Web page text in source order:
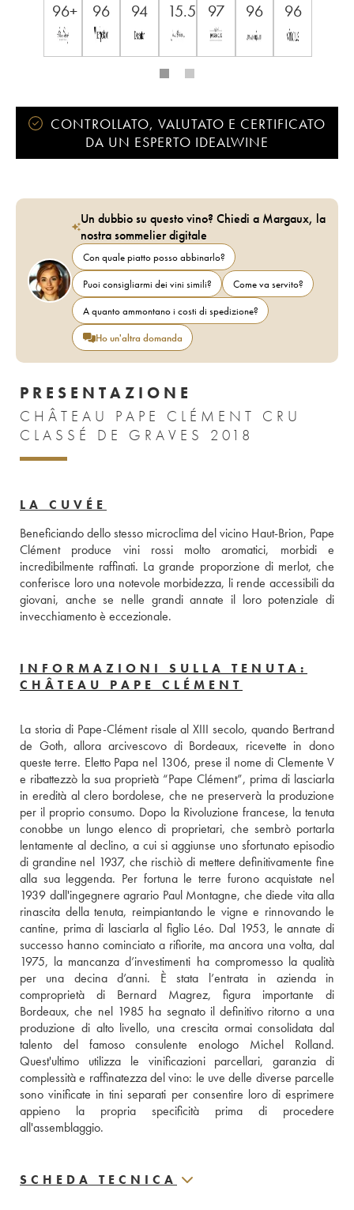
96+ 96 94 15.5 97 96 96
CONTROLLATO, VALUTATO E CERTIFICATO
DA UN ESPERTO IDEALWINE
Un dubbio su questo vino? Chiedi a Margaux, la
nostra sommelier digitale
Con quale piatto posso abbinarlo?
Puoi consigliarmi dei vini simili?
Come va servito?
A quanto ammontano i costi di spedizione?
Ho un'altra domanda
PRESENTAZIONE
CHÂTEAU PAPE CLÉMENT CRU
CLASSÉ DE GRAVES 2018
LA CUVÉE
Beneficiando dello stesso microclima del vicino Haut-Brion, Pape
Clément produce vini rossi molto aromatici, morbidi e
incredibilmente raffinati. La grande proporzione di merlot, che
conferisce loro una notevole morbidezza, li rende accessibili da
giovani, anche se nelle grandi annate il loro potenziale di
invecchiamento è eccezionale.
INFORMAZIONI SULLA TENUTA:
CHÂTEAU PAPE CLÉMENT
La storia di Pape-Clément risale al XIII secolo, quando Bertrand
de Goth, allora arcivescovo di Bordeaux, ricevette in dono
queste terre. Eletto Papa nel 1306, prese il nome di Clemente V
e ribattezzò la sua proprietà “Pape Clément”, prima di lasciarla
in eredità al clero bordolese, che ne preserverà la produzione
per il proprio consumo. Dopo la Rivoluzione francese, la tenuta
conobbe un lungo elenco di proprietari, che sembrò portarla
lentamente al declino, a cui si aggiunse uno sfortunato episodio
di grandine nel 1937, che rischiò di mettere definitivamente fine
alla sua leggenda. Per fortuna le terre furono acquistate nel
1939 dall'ingegnere agrario Paul Montagne, che diede vita alla
rinascita della tenuta, reimpiantando le vigne e rinnovando le
cantine, prima di lasciarla al figlio Léo. Dal 1953, le annate di
successo hanno cominciato a rifiorite, ma ancora una volta, dal
1975, la mancanza d’investimenti ha compromesso la qualità
per una decina d’anni. È stata l’entrata in azienda in
comproprietà di Bernard Magrez, figura importante di
Bordeaux, che nel 1985 ha segnato il definitivo ritorno a una
produzione di alto livello, una crescita ormai consolidata dal
talento del famoso consulente enologo Michel Rolland.
Quest'ultimo utilizza le vinificazioni parcellari, garanzia di
complessità e raffinatezza del vino: le uve delle diverse parcelle
sono vinificate in tini separati per consentire loro di esprimere
appieno la propria specificità prima di procedere
all'assemblaggio.
SCHEDA TECNICA